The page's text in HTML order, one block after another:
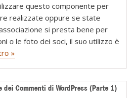
questo componente per
realizzate oppure se state
si presta bene per
o le foto dei soci, il suo utilizzo è
»
dei Commenti di WordPress (Parte 1)